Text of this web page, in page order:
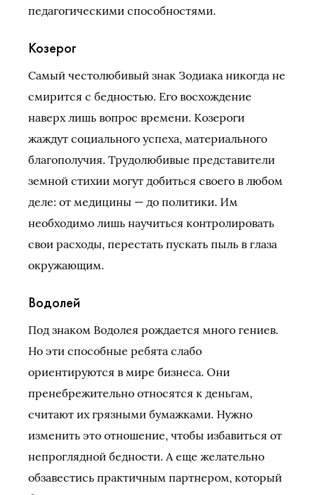
педагогическими способностями.
Козерог
Самый честолюбивый знак Зодиака никогда не
смирится с бедностью. Его восхождение
наверх лишь вопрос времени. Козероги
жаждут социального успеха, материального
благополучия. Трудолюбивые представители
земной стихии могут добиться своего в любом
деле: от медицины — до политики. Им
необходимо лишь научиться контролировать
свои расходы, перестать пускать пыль в глаза
окружающим.
Водолей
Под знаком Водолея рождается много гениев.
Но эти способные ребята слабо
ориентируются в мире бизнеса. Они
пренебрежительно относятся к деньгам,
считают их грязными бумажками. Нужно
изменить это отношение, чтобы избавиться от
непроглядной бедности. А еще желательно
обзавестись практичным партнером, который